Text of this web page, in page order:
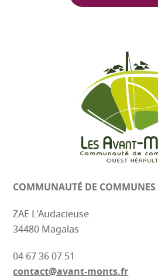
COMMUNAUTÉ DE COMMUNES
ZAE L'Audacieuse
34480 Magalas
04 67 36 07 51
contact@avant-monts.fr